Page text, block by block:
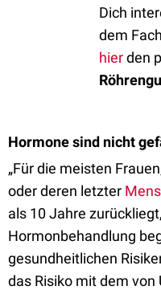
Dich
dem
hierden
Hormone sind nicht
„Für die meisten
oder deren letzter
als 10 Jahre
Hormonbehandlung
gesundheitlichen
das Risiko mit dem